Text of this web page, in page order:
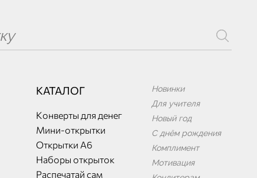
КАТАЛОГ
Конверты для денег
Мини-открытки
Открытки А6
Наборы открыток
Распечатай сам
Новинки
Для учителя
Новый год
С днём рождения
Комплимент
Мотивация